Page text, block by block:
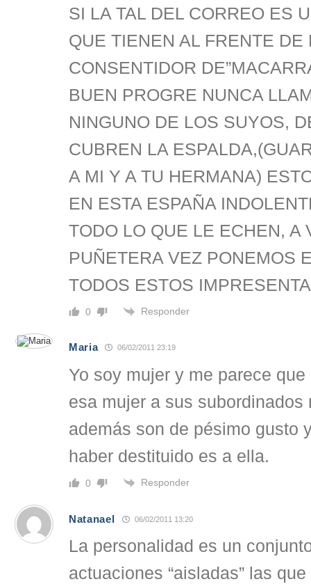
SI LA TAL DEL CORREO ES
QUE TIENEN AL FRENTE DE
CONSENTIDOR
BUEN PROGRE NUNCA
NINGUNO DE LOS SUYOS,
CUBREN LA
A MI Y A TU HERMANA)
EN ESTA ESPAÑA
TODO LO QUE LE ECHEN, A
PUÑETERA VEZ PONEMOS
TODOS ESTOS
0 Responder
Maria 06/02/2011 23:19
Yo soy mujer y me parece
esa mujer a sus subordinados
además son de pésimo gusto
haber destituido es a ella.
0 Responder
Natanael 06/02/2011 13:20
La personalidad es un
actuaciones “aisladas” las